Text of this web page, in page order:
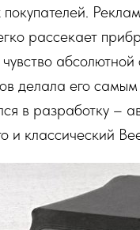
рассекает
делала его
в разработку –
и классический